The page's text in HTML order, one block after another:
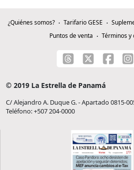
¿Quiénes somos? Tarifario GESE
Puntos de venta
Términos y
© 2019 La Estrella de Panamá
C/ Alejandro A. Duque G. - Apartado 0815-
Teléfono: +507 204-0000